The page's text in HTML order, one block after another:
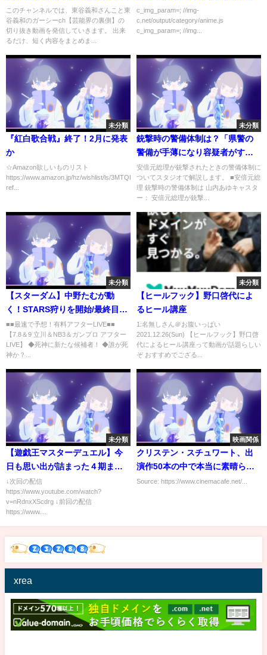
#ガーシーch#インスタ#TikTok#
ライブ
このチャンネルでは、東谷義和さんこと東
谷義和のガーシーch【芸能界の裏側】の
切り抜き動画を発信していきます。 出来
るだけ、短く内容をまとめま...
ｗｗ
c_img_param=; //img-
c.net/output/category/anime.js
c_img_param=; //img...
未分類
『紅白歌合戦』終了！2月に発表
か
☆Amazon欲しいものリスト
https://www.amazon.jp/hz/wishlist/ls/3MTQPTNTTWFUH?
ref...
未分類
銃撃時の警備体制は？「県警の
警備が手薄になり容疑者がすり
抜けてきた可能性」SP経験のあ
る警察OB 安倍元総理銃撃｜
TBS NEWS DIG
安倍元総理が銃撃されたときの警備体制に
ついてスタジオで解説します。 ■安倍元総
理 銃撃時の警備体制は 山内あゆキャスタ
ー： 安倍元総理が銃撃...
未分類
【スターダム】中野たむが動
く！STARS狩りを開始/最終目標
は岩谷麻優/シングルで1人1人勝
利していく！【STARDOM】ウ
ナギ・サヤカが飯田沙耶に挑
■■最速で予想！有料アフターLIVE■■
【7.8＆9 立川＆NB3＆ガンプロ アフター
LIVE】 ◆死神に新たな候補者！ ◆誰が死
神か？...
未分類
【ヒールフック】野口啓代によ
るヒール講座
1:名無しさん＠お腹いっぱい
2021.12.26(Sun) 【ヒールフック】野口啓
代によるヒール講座って動画が話題らしい
ぞ おすすめでござる...
未分類
【遊戯王マスターデュエル】今
日も思い出が詰まった４期まで
のカード縛り対戦だ！！
↓次回の配信
https://www.youtube.com/watch?
v=nRdnxXScdrg ↓前回の配信
https://www....
映画関係
クリステン・スチュワート、出
演作50本の中で本当に素晴らし
い映画は「5本」と語る
Source: https://www.cinemacafe.net/...
xrea